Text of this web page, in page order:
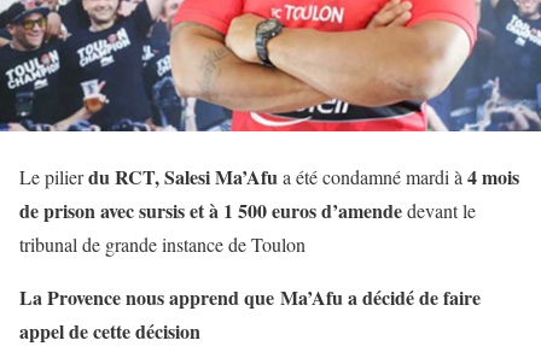
Le pilierdu RCT, Salesi Ma’Afu a été condamné mardi à 4 mois
de prison avec sursis et à 1 500 euros d’amendedevant le
tribunal de grande instance de Toulon
La Provence nous apprend que Ma’Afu a décidé de faire
appel de cette décision